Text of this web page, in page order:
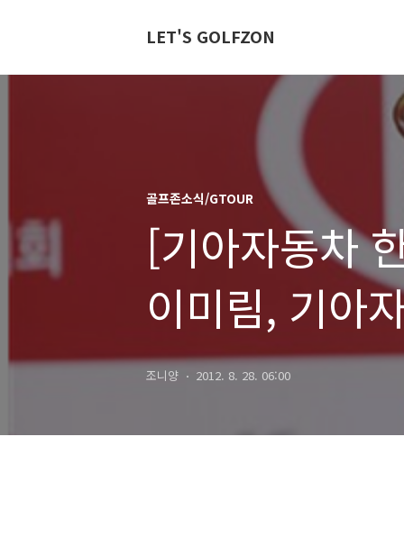
LET'S GOLFZON
골프존소식/GTOUR
[기아자동차
이미림, 기아
한국여자오픈
퀸’ 등극!
조니양 2012. 8. 28. 06:00